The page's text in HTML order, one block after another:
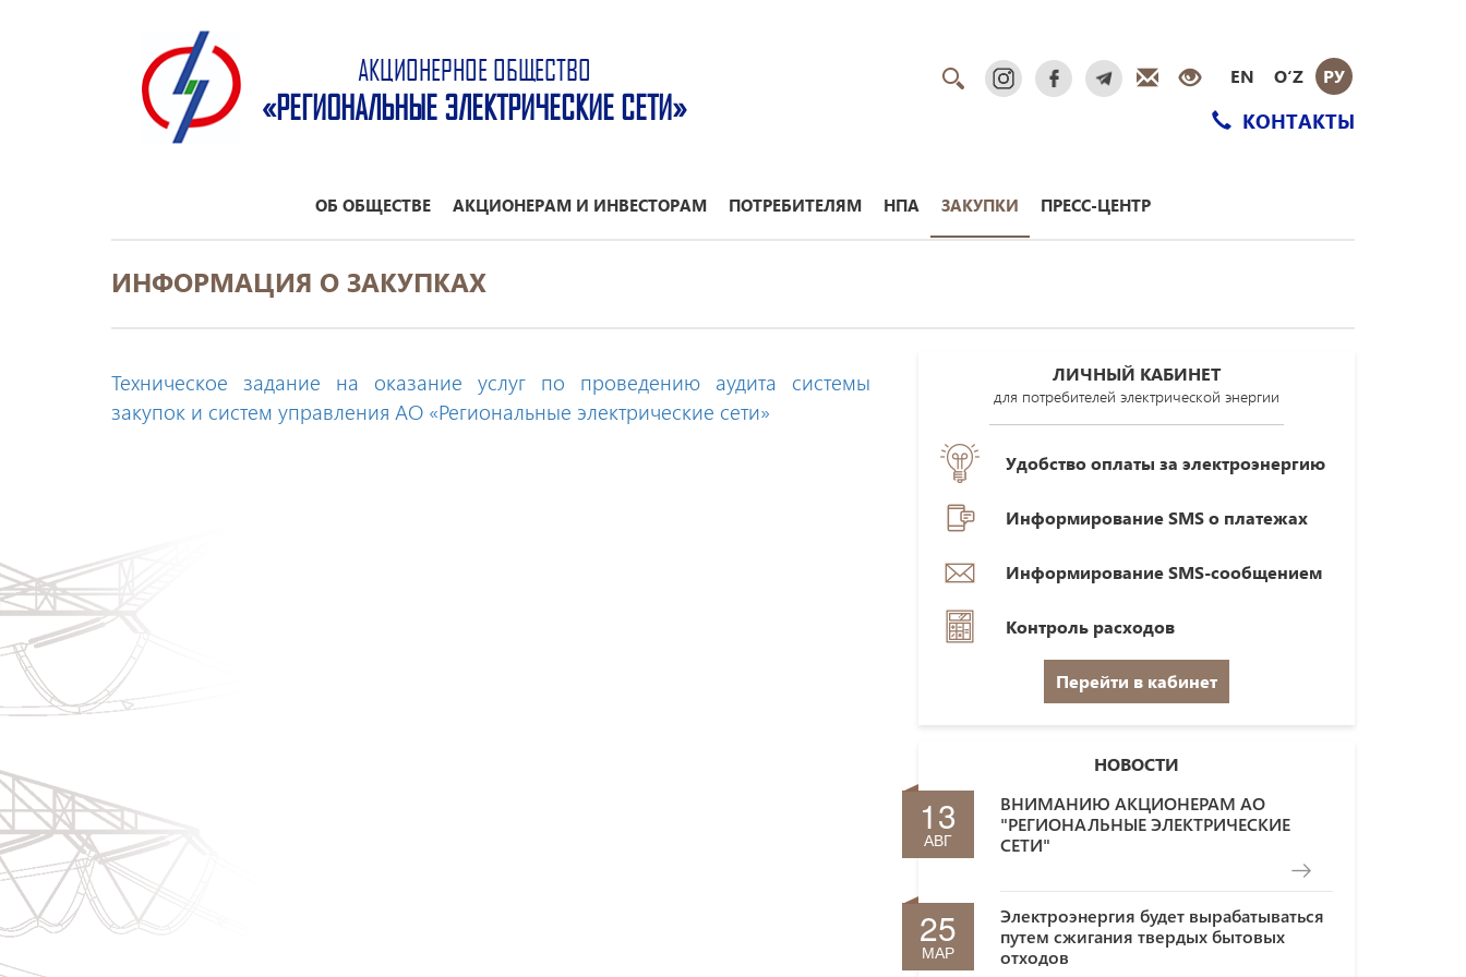
АКЦИОНЕРНОЕ ОБЩЕСТВО
«РЕГИОНАЛЬНЫЕ ЭЛЕКТРИЧЕСКИЕ СЕТИ»
EN O‘Z РУ
КОНТАКТЫ
ОБ ОБЩЕСТВЕ АКЦИОНЕРАМ И ИНВЕСТОРАМ ПОТРЕБИТЕЛЯМ НПА ЗАКУПКИ ПРЕСС-ЦЕНТР
ИНФОРМАЦИЯ О ЗАКУПКАХ
Техническое задание на оказание услуг по проведению аудита системы
закупок и систем управления АО «Региональные электрические сети»
ЛИЧНЫЙ КАБИНЕТ
для потребителей электрической энергии
Удобство оплаты за электроэнергию
Информирование SMS о платежах
Информирование SMS-сообщением
Контроль расходов
Перейти в кабинет
НОВОСТИ
13
АВГ
ВНИМАНИЮ АКЦИОНЕРАМ АО
"РЕГИОНАЛЬНЫЕ ЭЛЕКТРИЧЕСКИЕ
СЕТИ"
25
МАР
Электроэнергия будет вырабатываться
путем сжигания твердых бытовых
отходов